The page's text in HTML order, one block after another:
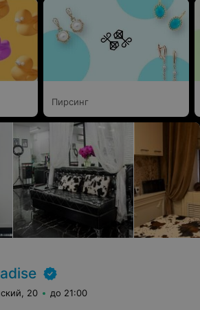
Пирсинг
20 до 21:00